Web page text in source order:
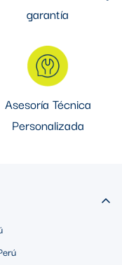
garantía
Asesoría Técnica
Personalizada